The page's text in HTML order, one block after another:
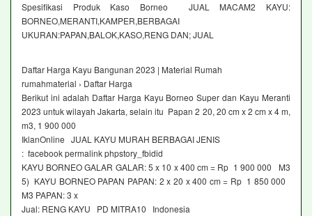
Spesifikasi Produk Kaso Borneo JUAL MACAM2 KAYU:
BORNEO,MERANTI,KAMPER,BERBAGAI
UKURAN:PAPAN,BALOK,KASO,RENG DAN; JUAL
Daftar Harga Kayu Bangunan 2023 | Material Rumah
rumahmaterial › Daftar Harga
Berikut ini adalah Daftar Harga Kayu Borneo Super dan Kayu Meranti
2023 untuk wilayah Jakarta, selain itu Papan 2 20, 20 cm x 2 cm x 4 m,
m3, 1 900 000
IklanOnline JUAL KAYU MURAH BERBAGAI JENIS
: facebook permalink phpstory_fbidid
KAYU BORNEO GALAR GALAR: 5 x 10 x 400 cm = Rp 1 900 000 M3
5) KAYU BORNEO PAPAN PAPAN: 2 x 20 x 400 cm = Rp 1 850 000
M3 PAPAN: 3 x
Jual: RENG KAYU PD MITRA10 Indonesia